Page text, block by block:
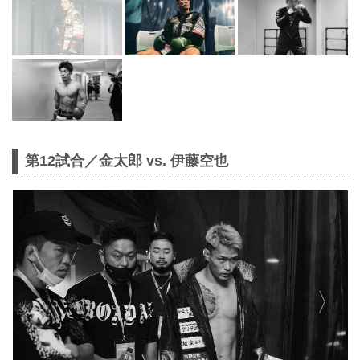
第12試合／金太郎 vs. 伊藤空也